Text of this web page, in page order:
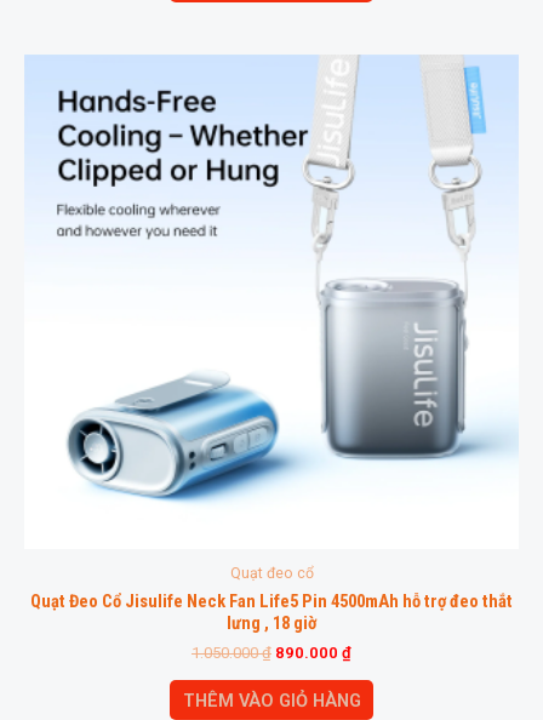
Quạt đeo cổ
Quạt Đeo Cổ Jisulife Neck Fan Life5 Pin 4500mAh hỗ trợ đeo thắt
lưng , 18 giờ
1.050.000₫ 890.000 ₫
THÊM VÀO GIỎ HÀNG